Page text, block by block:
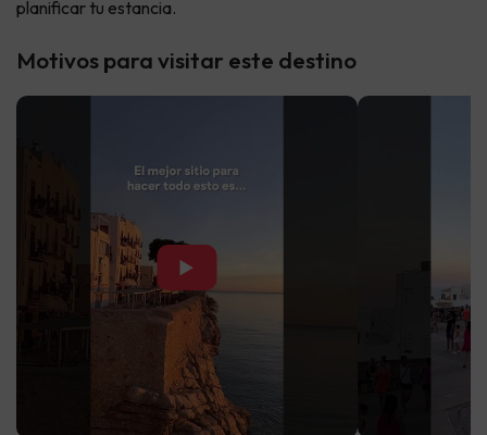
planificar tu estancia.
Motivos para visitar este destino
▶